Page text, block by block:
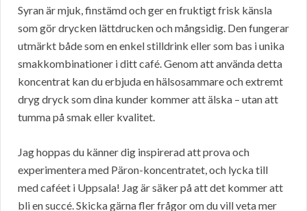
Syran är mjuk, finstämd och ger en fruktigt frisk känsla
som gör drycken lättdrucken och mångsidig. Den fungerar
utmärkt både som en enkel stilldrink eller som bas i unika
smakkombinationer i ditt café. Genom att använda detta
koncentrat kan du erbjuda en hälsosammare och extremt
dryg dryck som dina kunder kommer att älska – utan att
tumma på smak eller kvalitet.
Jag hoppas du känner dig inspirerad att prova och
experimentera med Päron-koncentratet, och lycka till
med caféet i Uppsala! Jag är säker på att det kommer att
bli en succé. Skicka gärna fler frågor om du vill veta mer